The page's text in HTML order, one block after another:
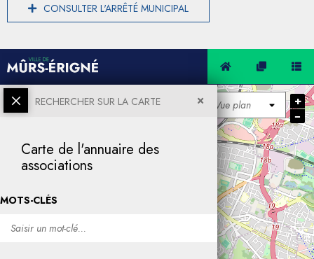
CONSULTER L'ARRÊTÉ MUNICIPAL
RECHERCHER SUR LA CARTE
Carte de l'annuaire des
associations
MOTS-CLÉS
+
−